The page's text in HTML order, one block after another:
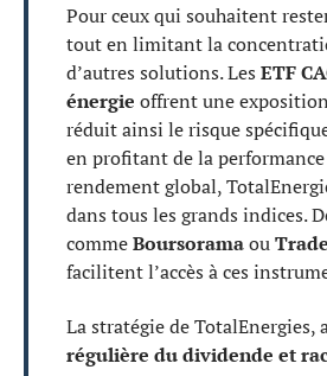
Pour ceux qui souhaitent
tout en limitant la
d’autres solutions. Les ETF
énergie offrent une
réduit ainsi le risque
en profitant de la
rendement global,
dans tous les grands indices.
commeBoursoramaou
facilitent l’accès à ces
La stratégie de TotalEnergies,
régulière du dividende et